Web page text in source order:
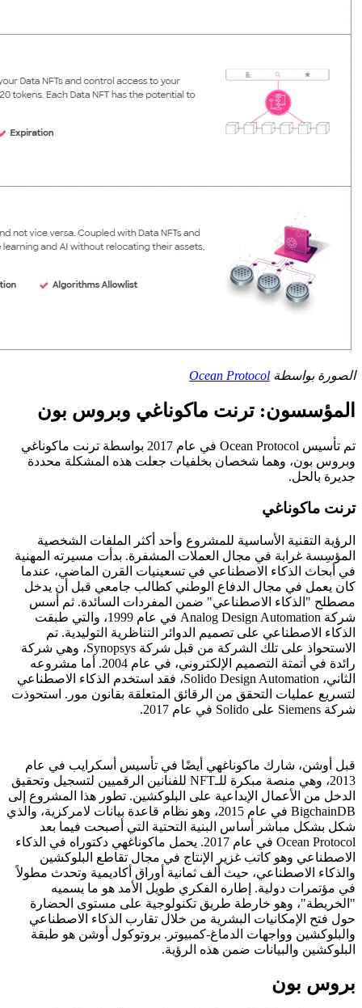
الصورة بواسطة Ocean Protocol
المؤسسون: ترنت ماكوناغي وبروس بون
تم تأسيس Ocean Protocol في عام 2017 بواسطة ترنت ماكوناغي
وبروس بون، وهما شخصان بخلفيات جعلت هذه المشكلة محددة
جديرة بالحل.
ترنت ماكوناغي
الرؤية التقنية الأساسية للمشروع وأحد أكثر الملفات الشخصية
المؤسِسة غرابة في مجال العملات المشفرة. بدأت مسيرته المهنية
في أبحاث الذكاء الاصطناعي في تسعينيات القرن الماضي، عندما
كان يعمل في مجال الدفاع الوطني كطالب جامعي قبل أن يدخل
مصطلح "الذكاء الاصطناعي" ضمن المفردات السائدة. ثم أسس
شركة Analog Design Automation في عام 1999، والتي طبقت
الذكاء الاصطناعي على تصميم الدوائر التناظرية التوليدية. تم
الاستحواذ على تلك الشركة من قبل شركة Synopsys، وهي شركة
رائدة في أتمتة التصميم الإلكتروني، في عام 2004. أما مشروعه
الثاني، Solido Design Automation، فقد استخدم الذكاء الاصطناعي
لتسريع عمليات التحقق من الرقائق المتعلقة بقانون مور. استحوذت
شركة Siemens على Solido في عام 2017.
قبل أوشن، شارك ماكوناغهي أيضًا في تأسيس أسكرايب في عام
2013، وهي منصة مبكرة للـNFT للفنانين الرقميين لتسجيل وتحقيق
الدخل من الأعمال الإبداعية على البلوكشين. تطور هذا المشروع إلى
BigchainDB في عام 2015، وهو نظام قاعدة بيانات لامركزية، والذي
شكل بشكل مباشر أساس البنية التحتية التي أصبحت فيما بعد
Ocean Protocol في عام 2017. يحمل ماكوناغهي دكتوراه في الذكاء
الاصطناعي وهو كاتب غزير الإنتاج في مجال تقاطع البلوكشين
والذكاء الاصطناعي، حيث ألف ثمانية أوراق أكاديمية وتحدث مطولاً
في مؤتمرات دولية. إطاره الفكري طويل الأمد هو ما يسميه
"الخريطة"، وهو خارطة طريق تكنولوجية على مستوى الحضارة
حول فتح الإمكانيات البشرية من خلال تقارب الذكاء الاصطناعي
والبلوكشين وواجهات الدماغ-كمبيوتر. بروتوكول أوشن هو طبقة
البلوكشين والبيانات ضمن هذه الرؤية.
بروس بون